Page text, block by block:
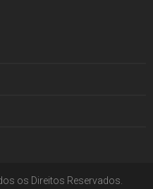
os Direitos Reservados.